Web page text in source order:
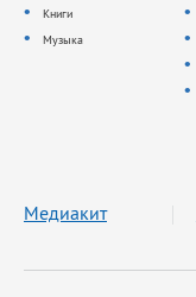
Книги
Музыка
Медиакит